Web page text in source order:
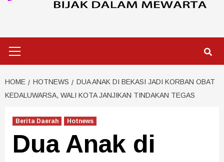
HOME HOTNEWS
DUA ANAK DI BEKASI JADI KORBAN OBAT
KEDALUWARSA, WALI KOTA JANJIKAN TINDAKAN TEGAS
Berita Daerah Hotnews
Dua Anak di